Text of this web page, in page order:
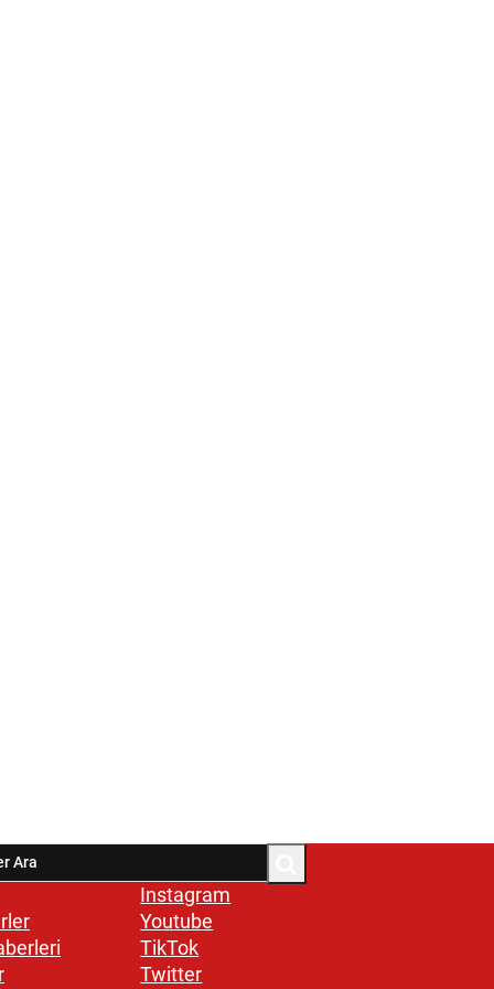
Instagram
Youtube
TikTok
Twitter